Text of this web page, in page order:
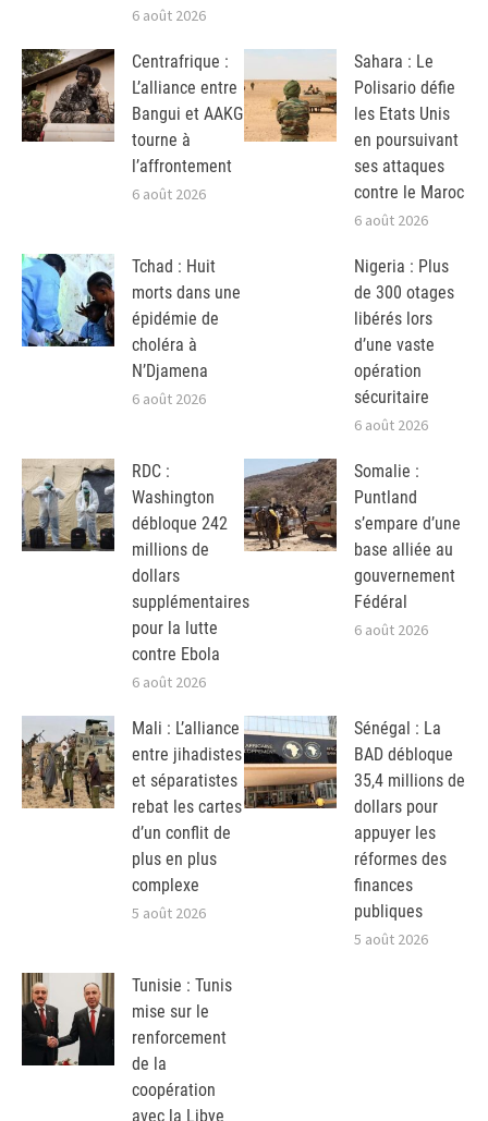
6 août 2026
Centrafrique :
L’alliance entre
Bangui et AAKG
tourne à
l’affrontement
6 août 2026
Sahara : Le
Polisario défie
les Etats Unis
en poursuivant
ses attaques
contre le Maroc
6 août 2026
Tchad : Huit
morts dans une
épidémie de
choléra à
N’Djamena
6 août 2026
Nigeria : Plus
de 300 otages
libérés lors
d’une vaste
opération
sécuritaire
6 août 2026
RDC :
Washington
débloque 242
millions de
dollars
supplémentaires
pour la lutte
contre Ebola
6 août 2026
Somalie :
Puntland
s’empare d’une
base alliée au
gouvernement
Fédéral
6 août 2026
Mali : L’alliance
entre jihadistes
et séparatistes
rebat les cartes
d’un conflit de
plus en plus
complexe
5 août 2026
Sénégal : La
BAD débloque
35,4 millions de
dollars pour
appuyer les
réformes des
finances
publiques
5 août 2026
Tunisie : Tunis
mise sur le
renforcement
de la
coopération
avec la Libye